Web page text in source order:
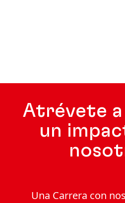
Atrévete
un
Una Carrera con